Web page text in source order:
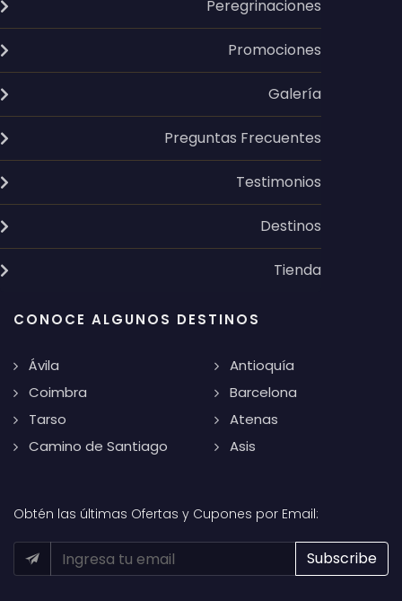
Peregrinaciones
Promociones
Galería
Preguntas Frecuentes
Testimonios
Destinos
Tienda
CONOCE ALGUNOS DESTINOS
Ávila
Coimbra
Tarso
Camino de Santiago
Antioquía
Barcelona
Atenas
Asis
Obtén las últimas Ofertas y Cupones por Email: